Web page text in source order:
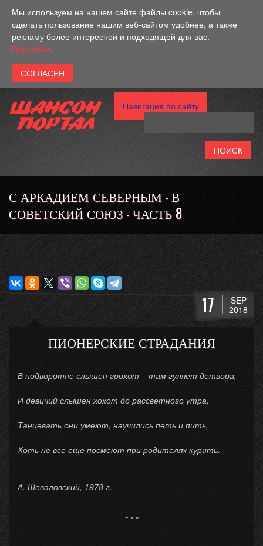
Мы используем на нашем сайте файлы cookie, чтобы
сделать пользование нашим веб-сайтом удобнее, а также
рекламу более интересной и подходящей для вас.
Подробно.
Навигация по сайту
С АРКАДИЕМ СЕВЕРНЫМ - В
СОВЕТСКИЙ СОЮЗ - ЧАСТЬ 8
17
SEP
2018
ПИОНЕРСКИЕ СТРАДАНИЯ
В подворотне слышен грохот – там гуляет детвора,
И девичий слышен хохот до рассветного утра,
Танцевать они умеют, научились петь и пить,
Хоть не все ещё посмеют при родителях курить.
А. Шеваловский, 1978 г.
* * *